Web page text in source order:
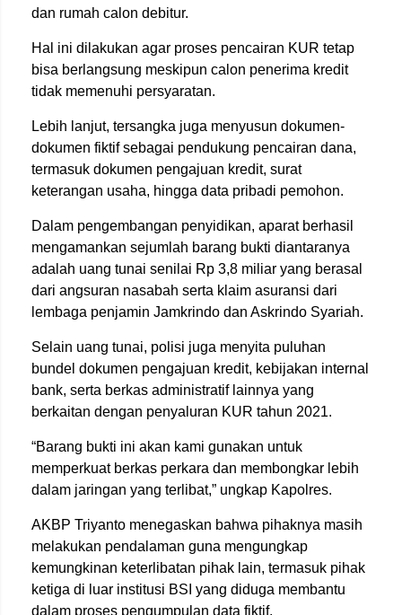
dan rumah calon debitur.
Hal ini dilakukan agar proses pencairan KUR tetap
bisa berlangsung meskipun calon penerima kredit
tidak memenuhi persyaratan.
Lebih lanjut, tersangka juga menyusun dokumen-
dokumen fiktif sebagai pendukung pencairan dana,
termasuk dokumen pengajuan kredit, surat
keterangan usaha, hingga data pribadi pemohon.
Dalam pengembangan penyidikan, aparat berhasil
mengamankan sejumlah barang bukti diantaranya
adalah uang tunai senilai Rp 3,8 miliar yang berasal
dari angsuran nasabah serta klaim asuransi dari
lembaga penjamin Jamkrindo dan Askrindo Syariah.
Selain uang tunai, polisi juga menyita puluhan
bundel dokumen pengajuan kredit, kebijakan internal
bank, serta berkas administratif lainnya yang
berkaitan dengan penyaluran KUR tahun 2021.
“Barang bukti ini akan kami gunakan untuk
memperkuat berkas perkara dan membongkar lebih
dalam jaringan yang terlibat,” ungkap Kapolres.
AKBP Triyanto menegaskan bahwa pihaknya masih
melakukan pendalaman guna mengungkap
kemungkinan keterlibatan pihak lain, termasuk pihak
ketiga di luar institusi BSI yang diduga membantu
dalam proses pengumpulan data fiktif.